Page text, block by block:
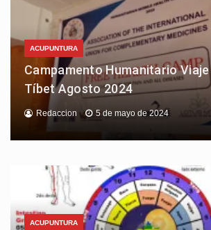
ACUPUNTURA
Campamento Humanitario Viaje
Tíbet Agosto 2024
Redaccion 5 de mayo de 2024
ACUPUNTURA